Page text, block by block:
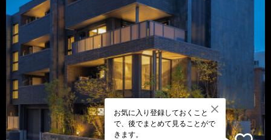
お気に入り登録しておくこと
で、後でまとめて見ることがで
きます。